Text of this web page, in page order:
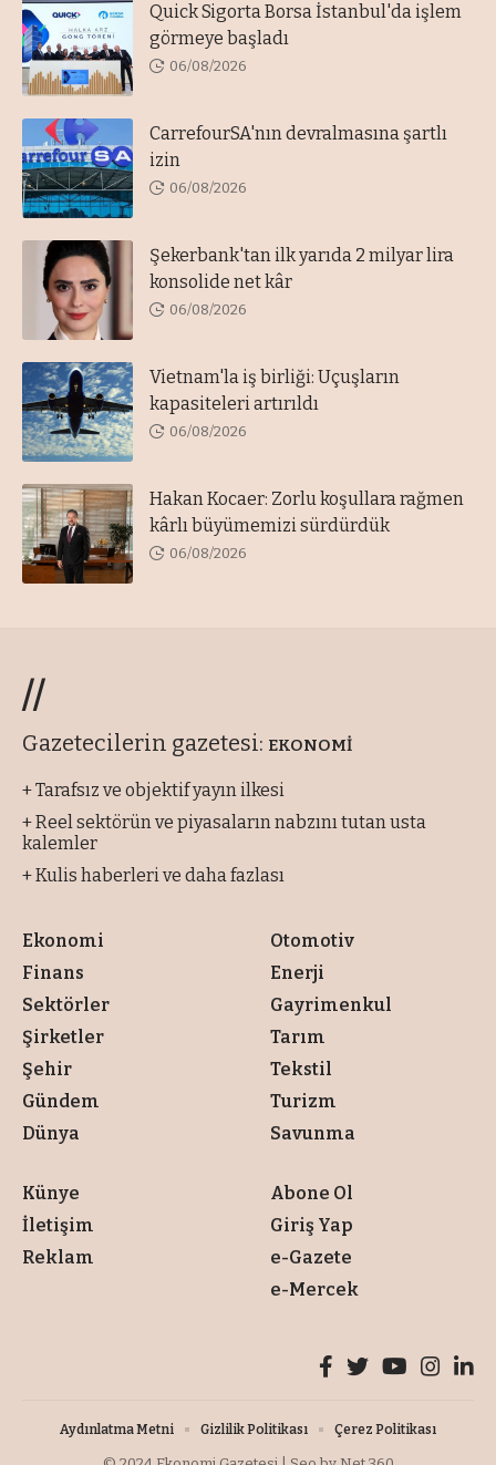
Quick Sigorta Borsa İstanbul'da işlem
görmeye başladı
06/08/2026
CarrefourSA'nın devralmasına şartlı
izin
06/08/2026
Şekerbank'tan ilk yarıda 2 milyar lira
konsolide net kâr
06/08/2026
Vietnam'la iş birliği: Uçuşların
kapasiteleri artırıldı
06/08/2026
Hakan Kocaer: Zorlu koşullara rağmen
kârlı büyümemizi sürdürdük
06/08/2026
//
Gazetecilerin gazetesi: EKONOMİ
+ Tarafsız ve objektif yayın ilkesi
+ Reel sektörün ve piyasaların nabzını tutan usta
kalemler
+ Kulis haberleri ve daha fazlası
Ekonomi
Finans
Sektörler
Şirketler
Şehir
Gündem
Dünya
Otomotiv
Enerji
Gayrimenkul
Tarım
Tekstil
Turizm
Savunma
Künye
İletişim
Reklam
Abone Ol
Giriş Yap
e-Gazete
e-Mercek
Aydınlatma Metni Gizlilik Politikası Çerez Politikası